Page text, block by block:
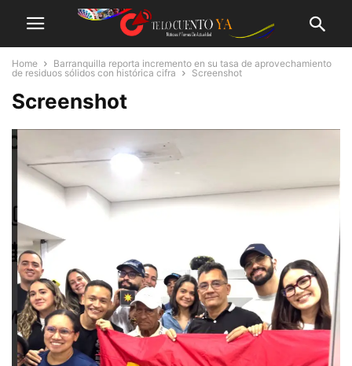
Home
Barranquilla reporta incremento en su tasa de aprovechamiento
de residuos sólidos con histórica cifra
Screenshot
Screenshot